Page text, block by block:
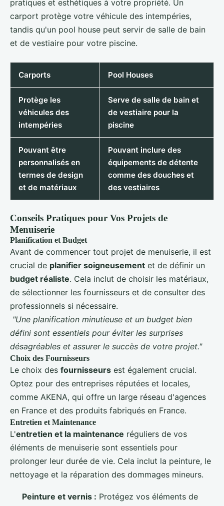
pratiques et esthétiques à votre propriété. Un
carport protège votre véhicule des intempéries,
tandis qu'un pool house peut servir de salle de bain
et de vestiaire pour votre piscine.
Carports Pool Houses
Protège les
véhicules des
intempéries
Serve de salle de bain et
de vestiaire pour la
piscine
Pouvant être
personnalisés en
termes de design
et de matériaux
Pouvant inclure des
équipements de détente
comme des douches et
des vestiaires
Conseils Pratiques pour Vos Projets de
Menuiserie
Planification et Budget
Avant de commencer tout projet de menuiserie, il est
crucial de planifier soigneusement et de définir un
budget réaliste. Cela inclut de choisir les matériaux,
de sélectionner les fournisseurs et de consulter des
professionnels si nécessaire.
"Une planification minutieuse et un budget bien
défini sont essentiels pour éviter les surprises
désagréables et assurer le succès de votre projet."
Choix des Fournisseurs
Le choix des fournisseurs est également crucial.
Optez pour des entreprises réputées et locales,
comme AKENA, qui offre un large réseau d'agences
en France et des produits fabriqués en France.
Entretien et Maintenance
L'entretien et la maintenance réguliers de vos
éléments de menuiserie sont essentiels pour
prolonger leur durée de vie. Cela inclut la peinture, le
nettoyage et la réparation des dommages mineurs.
Peinture et vernis : Protégez vos éléments de